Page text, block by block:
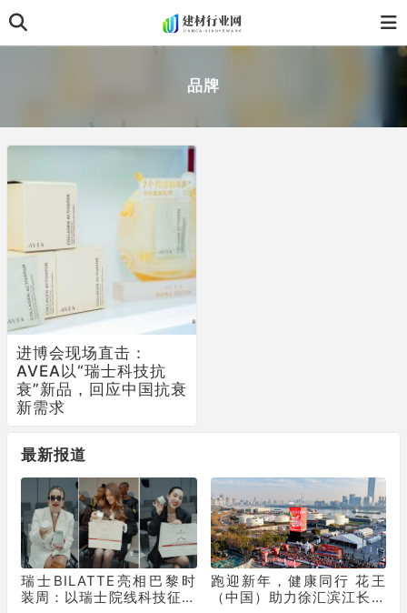
品牌
进博会现场直击：
AVEA以“瑞士科技抗
衰”新品，回应中国抗衰
新需求
最新报道
瑞士BILATTE亮相巴黎时
装周：以瑞士院线科技征服
跑迎新年，健康同行 花王
（中国）助力徐汇滨江长跑